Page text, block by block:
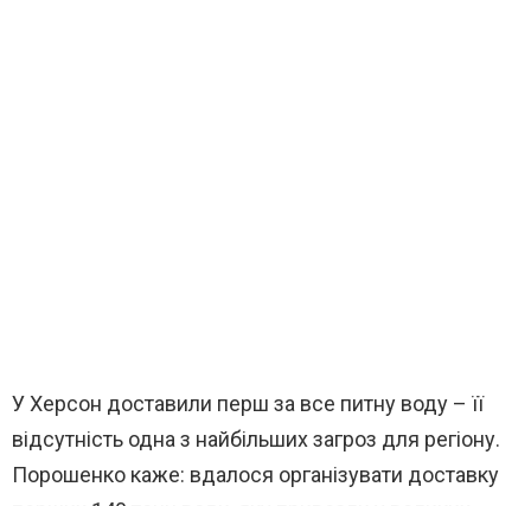
У Херсон доставили перш за все питну воду – її
відсутність одна з найбільших загроз для регіону.
Порошенко каже: вдалося організувати доставку